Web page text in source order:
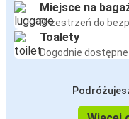
Miejsce na
Przestrzeń do
Toalety
Dogodnie